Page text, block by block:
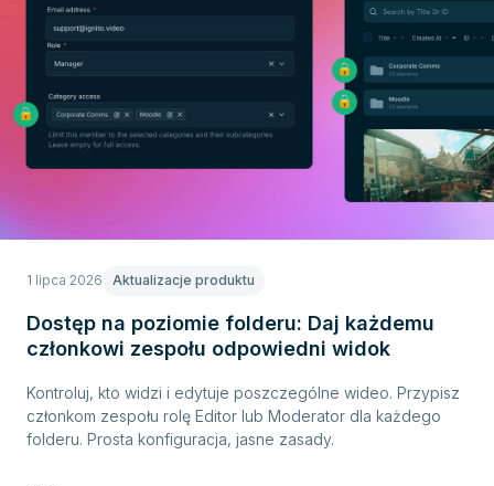
1 lipca 2026 Aktualizacje produktu
Dostęp na poziomie folderu: Daj każdemu
członkowi zespołu odpowiedni widok
Kontroluj, kto widzi i edytuje poszczególne wideo. Przypisz
członkom zespołu rolę Editor lub Moderator dla każdego
folderu. Prosta konfiguracja, jasne zasady.